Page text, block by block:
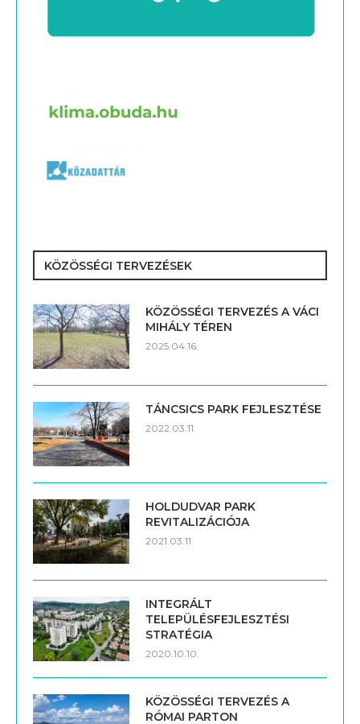
KÖZÖSSÉGI TERVEZÉS A VÁCI
MIHÁLY TÉREN
TÁNCSICS PARK FEJLESZTÉSE
2021.03.11.
INTEGRÁLT
STRATÉGIA
2020.10.10.
RÓMAI PARTON
2018.08.23.